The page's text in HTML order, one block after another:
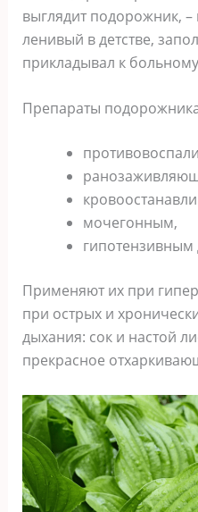
выглядит подорожник, –
ленивый в детстве,
прикладывал к
Препараты
мочегонным,
гипотензивным
Применяют их при
при острых и
дыхания: сок и настой
прекрасное